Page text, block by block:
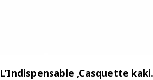
L’Indispensable ,Casquette kaki.